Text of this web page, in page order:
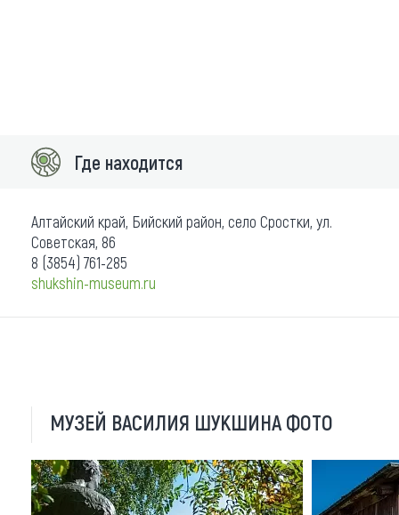
Где находится
Алтайский край, Бийский район, село Сростки, ул.
Советская, 86
8 (3854) 761-285
shukshin-museum.ru
МУЗЕЙ ВАСИЛИЯ ШУКШИНА ФОТО